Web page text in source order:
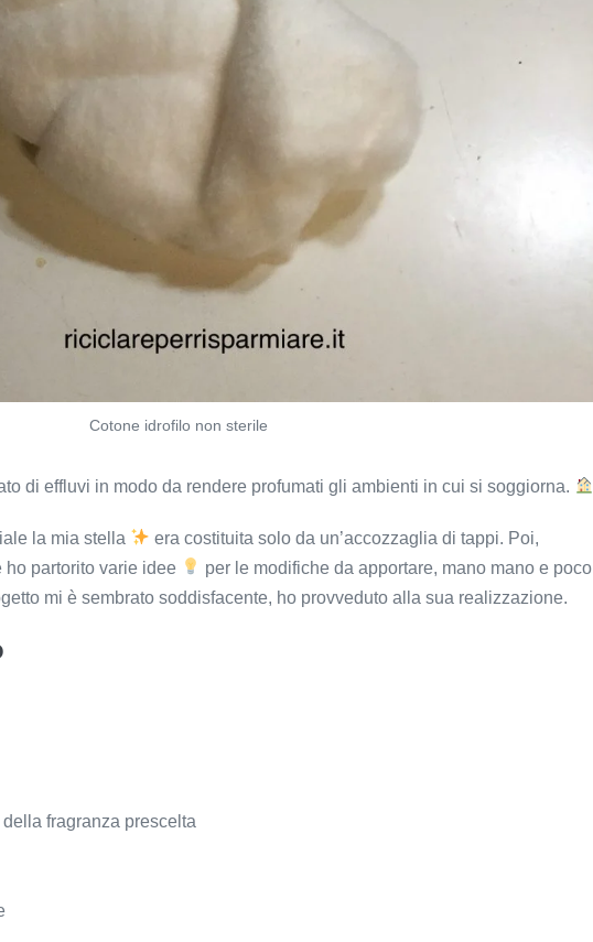
Cotone idrofilo non sterile
di effluvi in modo da rendere profumati gli ambienti in cui si soggiorna.
la mia stella
era costituita solo da un’accozzaglia di tappi. Poi,
partorito varie idee
per le modifiche da apportare, mano mano e poco
mi è sembrato soddisfacente, ho provveduto alla sua realizzazione.
fragranza prescelta